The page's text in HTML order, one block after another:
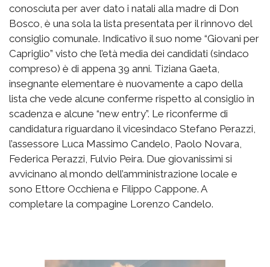
conosciuta per aver dato i natali alla madre di Don
Bosco, è una sola la lista presentata per il rinnovo del
consiglio comunale. Indicativo il suo nome “Giovani per
Capriglio” visto che l’età media dei candidati (sindaco
compreso) è di appena 39 anni. Tiziana Gaeta,
insegnante elementare è nuovamente a capo della
lista che vede alcune conferme rispetto al consiglio in
scadenza e alcune “new entry”. Le riconferme di
candidatura riguardano il vicesindaco Stefano Perazzi,
l’assessore Luca Massimo Candelo, Paolo Novara,
Federica Perazzi, Fulvio Peira. Due giovanissimi si
avvicinano al mondo dell’amministrazione locale e
sono Ettore Occhiena e Filippo Cappone. A
completare la compagine Lorenzo Candelo.